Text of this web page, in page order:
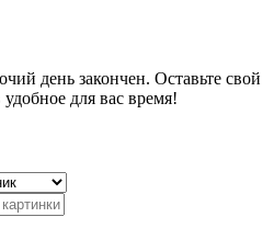
день закончен. Оставьте свой
для вас время!